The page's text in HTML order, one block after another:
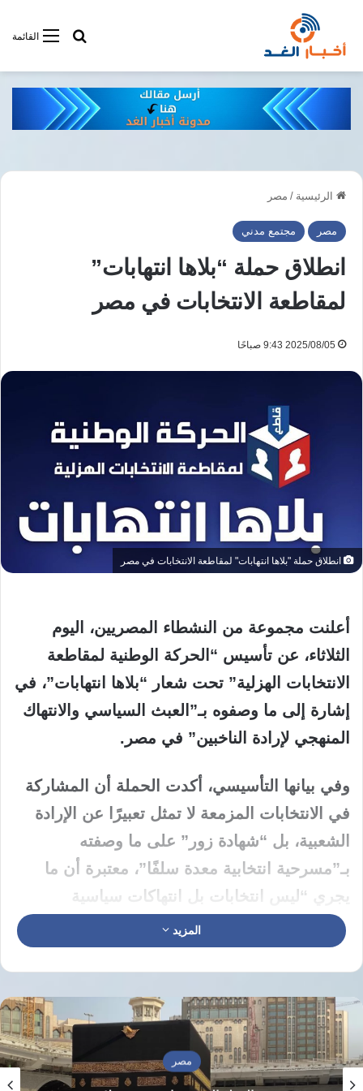
القائمةأبحت فى
الرئيسية / مصر
مصر مجتمع مدني
انطلاق حملة “بلاها انتهابات”
لمقاطعة الانتخابات في مصر
2025/08/05 9:43 صباحًا
انطلاق حملة "بلاها انتهابات" لمقاطعة الانتخابات في مصر
أعلنت مجموعة من النشطاء المصريين، اليوم
الثلاثاء، عن تأسيس “الحركة الوطنية لمقاطعة
الانتخابات الهزلية” تحت شعار “بلاها انتهابات”، في
إشارة إلى ما وصفوه بـ”العبث السياسي والانتهاك
المنهجي لإرادة الناخبين” في مصر.
وفي بيانها التأسيسي، أكدت الحملة أن المشاركة
في الانتخابات المزمعة لا تمثل تعبيرًا عن الإرادة
الشعبية، بل “شهادة زور” على ما وصفته
بـ”مسرحية انتخابية معدة سلفًا”، معتبرة أن ما
يجري “ليس انتخابات بل انتهاكات سياسية
ممنهجة”، على حد تعبير البيان.
وساقت الحملة عدة أسباب لدعوتها
للمقاطعة، منها:
أن البرلمانات تُشكل وفق اختيارات أمنية
ومالية وليس وفق إرادة شعبية.
المزيد
مصر